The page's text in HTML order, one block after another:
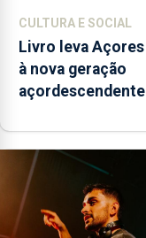
CULTURA E SOCIAL
Livro leva Açores
à nova geração
açordescendente